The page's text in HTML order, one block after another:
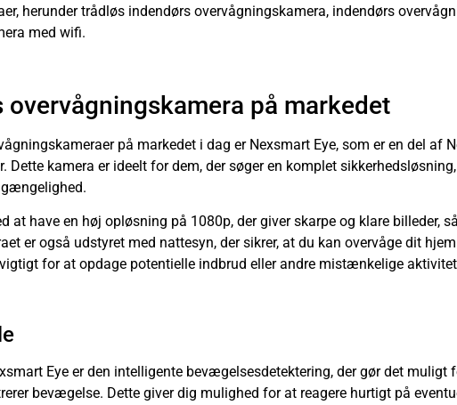
herunder trådløs indendørs overvågningskamera, indendørs
med wifi.
overvågningskamera på markedet
på markedet i dag er Nexsmart Eye, som er en del af
Dette kamera er ideelt for dem, der søger en komplet
at have en høj opløsning på 1080p, der giver skarpe og klare billeder,
er også udstyret med nattesyn, der sikrer, at du kan overvåge dit
for at opdage potentielle indbrud eller andre mistænkelige
Eye er den intelligente bevægelsesdetektering, der gør det muligt
bevægelse. Dette giver dig mulighed for at reagere hurtigt på